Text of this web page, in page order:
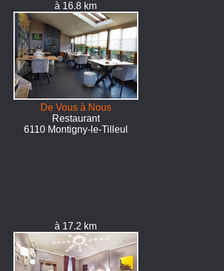
à 16.8 km
De Vous à Nous
Restaurant
6110 Montigny-le-Tilleul
à 17.2 km